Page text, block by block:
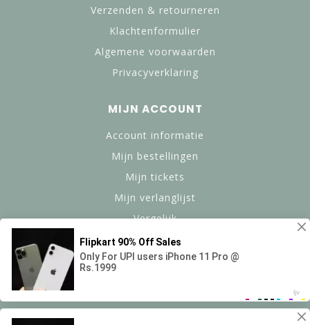
Verzenden & retourneren
Klachtenformulier
Algemene voorwaarden
Privacyverklaring
MIJN ACCOUNT
Account informatie
Mijn bestellingen
Mijn tickets
Mijn verlanglijst
Vergelijk
Alle producten